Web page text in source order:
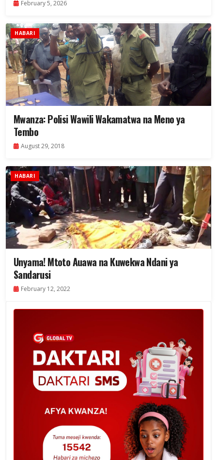
February 5, 2026
HABARI
Mwanza: Polisi Wawili Wakamatwa na Meno ya
Tembo
August 29, 2018
HABARI
Unyama! Mtoto Auawa na Kuwekwa Ndani ya
Sandarusi
February 12, 2022